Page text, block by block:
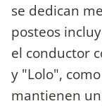
se dedican
posteos
el conductor
y "Lolo",
mantienen